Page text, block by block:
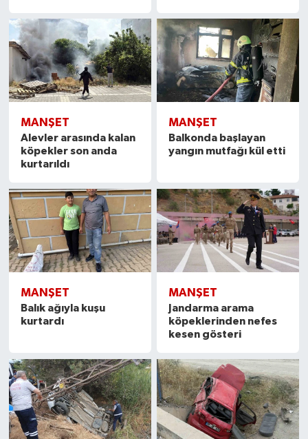
MANŞET
Alevler arasında kalan
köpekler son anda
kurtarıldı
MANŞET
Balkonda başlayan
yangın mutfağı kül etti
MANŞET
Balık ağıyla kuşu
kurtardı
MANŞET
Jandarma arama
köpeklerinden nefes
kesen gösteri